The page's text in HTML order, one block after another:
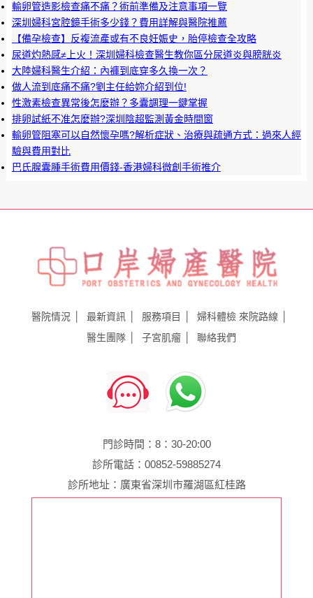
輸卵管造影檢查痛不痛？術前準備及注意事項一覽
深圳婦科宮腔鏡手術多少錢？費用詳解與醫院推薦
【備孕檢查】反複流產或有不良妊娠史，胎停檢查全攻略
尿道灼熱感≠上火！深圳婦科檢查醫生教你區分尿道炎與膀胱炎
大陸婦科醫生介紹：內褲到底穿多久換一次？
做人流到底痛不痛?劉主任給妳介紹到位!
性激素檢查異常後怎麼辦？多囊調理一鍵掌握
排卵試紙不准怎麼辦?深圳陰超監測黃金時間窗
輸卵管阻塞可以自然懷孕嗎?解析症狀、治療與疏通方式：過來人經
驗與費用對比
巴氏腺囊腫手術費用價錢-香港婦科微創手術推介
醫院情況 最新資訊 服務項目 婦科體檢 來院路線
醫生團隊
子宮肌瘤 聯絡我們
門診時間：8：30-20:00
診所電話：00852-59885274
診所地址：廣東省深圳市羅湖區紅桂路